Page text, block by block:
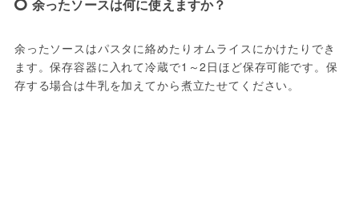
余ったソースは何に使えますか？
余ったソースはパスタに絡めたりオムライスにかけたりでき
ます。保存容器に入れて冷蔵で1～2日ほど保存可能です。保
存する場合は牛乳を加えてから煮立たせてください。